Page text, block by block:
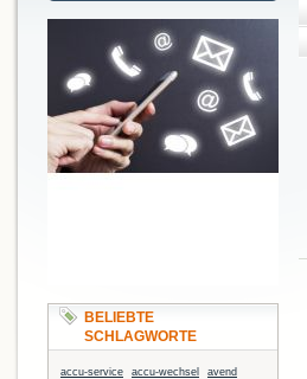
BELIEBTE
SCHLAGWORTE
accu-service accu-wechsel
avend